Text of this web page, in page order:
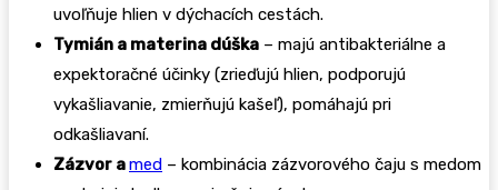
uvoľňuje hlien v dýchacích cestách.
Tymián a materina dúška – majú antibakteriálne a
expektoračné účinky (zrieďujú hlien, podporujú
vykašliavanie, zmierňujú kašeľ), pomáhajú pri
odkašliavaní.
Zázvor amed – kombinácia zázvorového čaju s medom